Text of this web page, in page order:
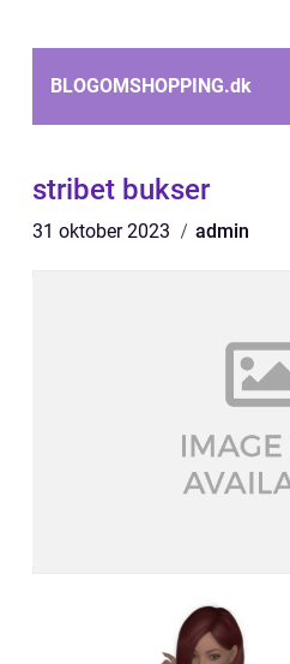
BLOGOMSHOPPING.dk
stribet bukser
31 oktober 2023 admin